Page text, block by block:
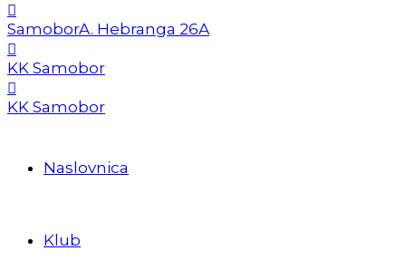
SamoborA. Hebranga 26A
KK Samobor
KK Samobor
Naslovnica
Klub